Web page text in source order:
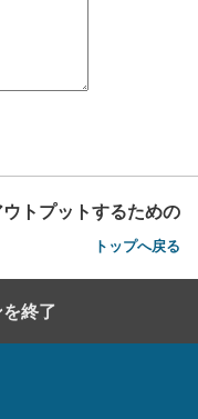
トプットするための
トップへ戻る
終了